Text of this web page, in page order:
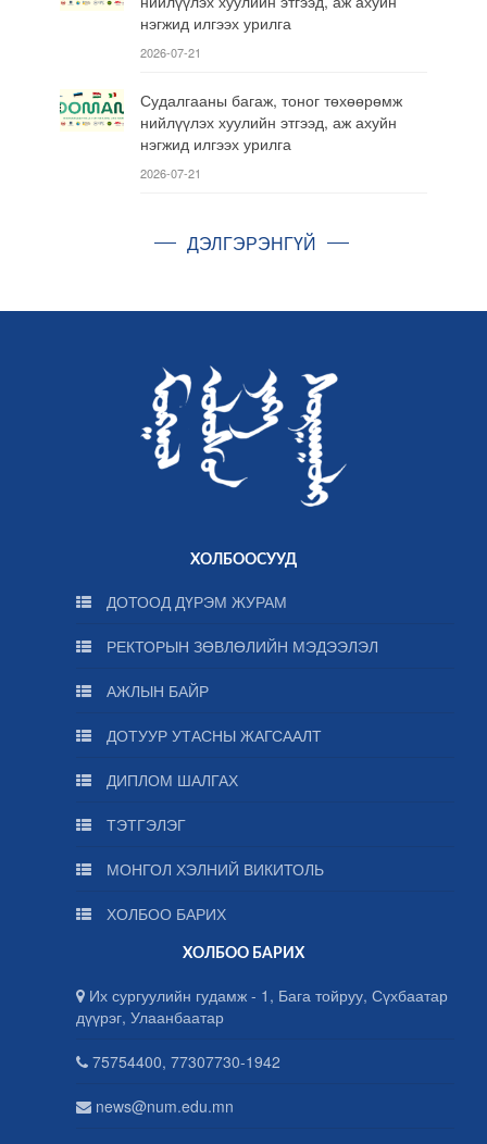
нэгжид илгээх урилга
2026-07-21
Судалгааны багаж, тоног төхөөрөмж
нийлүүлэх хуулийн этгээд, аж ахуйн
нэгжид илгээх урилга
2026-07-21
ДЭЛГЭРЭНГҮЙ
ХОЛБООСУУД
ДОТООД ДҮРЭМ ЖУРАМ
РЕКТОРЫН ЗӨВЛӨЛИЙН МЭДЭЭЛЭЛ
АЖЛЫН БАЙР
ДОТУУР УТАСНЫ ЖАГСААЛТ
ДИПЛОМ ШАЛГАХ
ТЭТГЭЛЭГ
МОНГОЛ ХЭЛНИЙ ВИКИТОЛЬ
ХОЛБОО БАРИХ
ХОЛБОО БАРИХ
Их сургуулийн гудамж - 1, Бага тойруу, Сүхбаатар
дүүрэг, Улаанбаатар
75754400, 77307730-1942
news@num.edu.mn